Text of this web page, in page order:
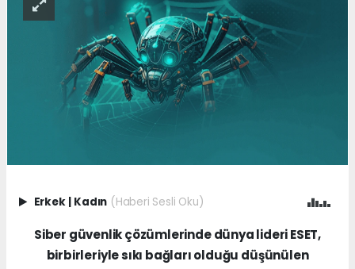
Erkek | Kadın (Haberi Sesli Oku)
Siber güvenlik çözümlerinde dünya lideri ESET,
birbirleriyle sıkı bağları olduğu düşünülen